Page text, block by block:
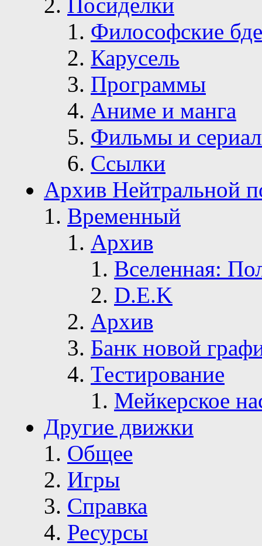
Философские
Карусель
Программы
Аниме и манга
Фильмы и
Ссылки
Архив Нейтральной
Временный
Архив
Вселенная:
D.E.K
Архив
Банк новой
Тестирование
Мейкерское
Другие движки
Общее
Игры
Справка
Ресурсы